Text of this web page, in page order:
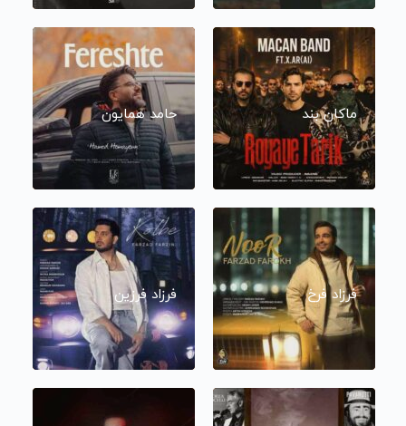
ماکان بند حامد همایون
فرزاد فرخ فرزاد فرزین